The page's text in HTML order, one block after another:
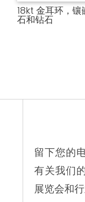
18kt 金耳环，镶
石和钻石
留下您的
有关我们
展览会和